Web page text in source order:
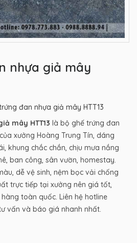
nhựa giả mây
đan nhựa giả mây HTT13
mây HTT13 là bộ ghế trứng đan
xưởng Hoàng Trung Tín, dáng
khung chắc chắn, chịu mưa nắng
ban công, sân vườn, homestay.
dễ vệ sinh, nệm bọc vải chống
trực tiếp tại xưởng nên giá tốt,
toàn quốc. Liên hệ hotline
vấn và báo giá nhanh nhất.